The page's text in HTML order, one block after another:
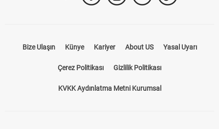
Bize Ulaşın Künye Kariyer About US Yasal Uyarı
Çerez Politikası Gizlilik Politikası
KVKK Aydınlatma Metni Kurumsal